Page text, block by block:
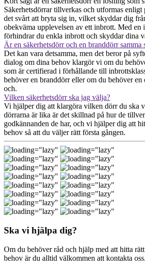
Säkerhetsdörrar tillverkas och utformas enligt
det svårt att bryta sig in, vilket skyddar dig
obekväma upplevelsen av ett inbrott. Med en
förhindrar du enkla inbrott och skyddar dina
Är en säkerhetsdörr och en branddörr samma
Det kan vara detsamma, men det beror på
dialog om dina behov klargör vi om du
som är certifierad i förhållande till
behöver en branddörr eller om du behöver en
och.
Vilken säkerhetsdörr ska jag välja?
Vi hjälper dig att klargöra vilken dörr du ska
dörrarna är lika är det skillnad på hur de
godkännanden de har, och vi hjälper dig att
behov så att du väljer rätt första gången.
Ska vi hjälpa dig?
Om du behöver råd och hjälp med att hitta
behov är du alltid välkommen att kontakta oss.